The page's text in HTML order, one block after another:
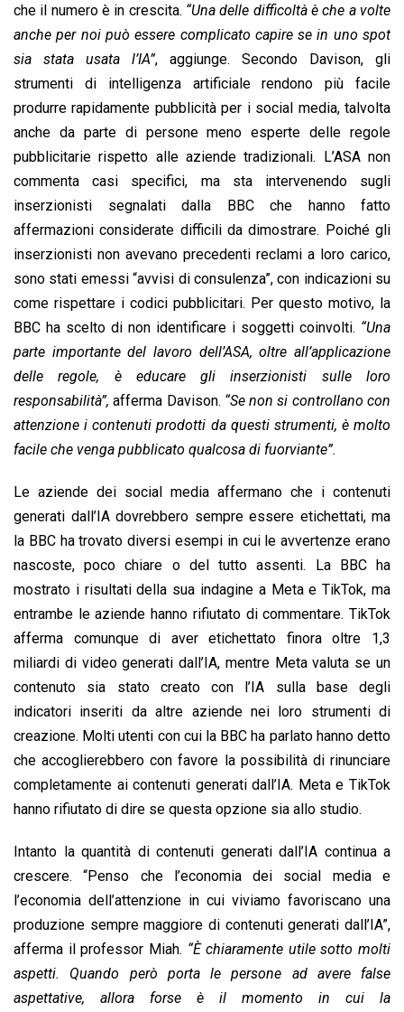
che il numero è in crescita. “Una delle difficoltà è che a volte
anche per noi può essere complicato capire se in uno spot
sia stata usata l’IA”, aggiunge. Secondo Davison, gli
strumenti di intelligenza artificiale rendono più facile
produrre rapidamente pubblicità per i social media, talvolta
anche da parte di persone meno esperte delle regole
pubblicitarie rispetto alle aziende tradizionali. L’ASA non
commenta casi specifici, ma sta intervenendo sugli
inserzionisti segnalati dalla BBC che hanno fatto
affermazioni considerate difficili da dimostrare. Poiché gli
inserzionisti non avevano precedenti reclami a loro carico,
sono stati emessi “avvisi di consulenza”, con indicazioni su
come rispettare i codici pubblicitari. Per questo motivo, la
BBC ha scelto di non identificare i soggetti coinvolti. “Una
parte importante del lavoro dell’ASA, oltre all’applicazione
delle regole, è educare gli inserzionisti sulle loro
responsabilità”, afferma Davison. “Se non si controllano con
attenzione i contenuti prodotti da questi strumenti, è molto
facile che venga pubblicato qualcosa di fuorviante”.
Le aziende dei social media affermano che i contenuti
generati dall’IA dovrebbero sempre essere etichettati, ma
la BBC ha trovato diversi esempi in cui le avvertenze erano
nascoste, poco chiare o del tutto assenti. La BBC ha
mostrato i risultati della sua indagine a Meta e TikTok, ma
entrambe le aziende hanno rifiutato di commentare. TikTok
afferma comunque di aver etichettato finora oltre 1,3
miliardi di video generati dall’IA, mentre Meta valuta se un
contenuto sia stato creato con l’IA sulla base degli
indicatori inseriti da altre aziende nei loro strumenti di
creazione. Molti utenti con cui la BBC ha parlato hanno detto
che accoglierebbero con favore la possibilità di rinunciare
completamente ai contenuti generati dall’IA. Meta e TikTok
hanno rifiutato di dire se questa opzione sia allo studio.
Intanto la quantità di contenuti generati dall’IA continua a
crescere. “Penso che l’economia dei social media e
l’economia dell’attenzione in cui viviamo favoriscano una
produzione sempre maggiore di contenuti generati dall’IA”,
afferma il professor Miah. “È chiaramente utile sotto molti
aspetti. Quando però porta le persone ad avere false
aspettative, allora forse è il momento in cui la